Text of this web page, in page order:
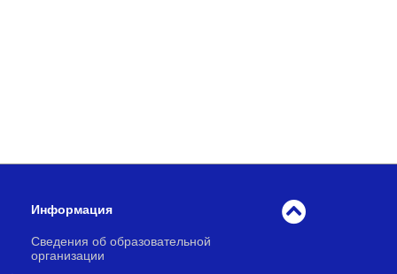
Информация
Сведения об образовательной
организации